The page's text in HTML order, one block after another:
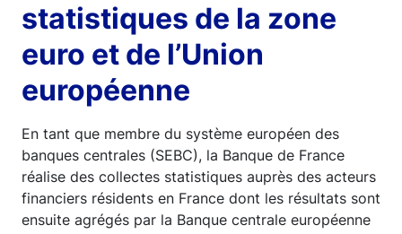
statistiques de la zone
euro et de l’Union
européenne
En tant que membre du système européen des
banques centrales (SEBC), la Banque de France
réalise des collectes statistiques auprès des acteurs
financiers résidents en France dont les résultats sont
ensuite agrégés par la Banque centrale européenne